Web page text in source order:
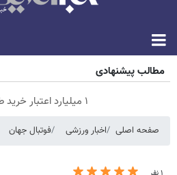
مطالب پیشنهادی
۱ میلیارد اعتبار خرید طلا | بدون ضامن و چک
صفحه اصلی اخبار ورزشی فوتبال جهان